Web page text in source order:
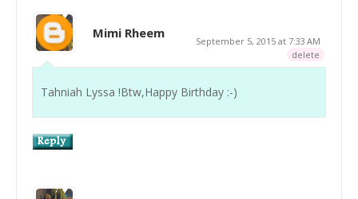
Mimi Rheem
September 5, 2015 at 7:33 AM
delete
Tahniah Lyssa !Btw,Happy Birthday :-)